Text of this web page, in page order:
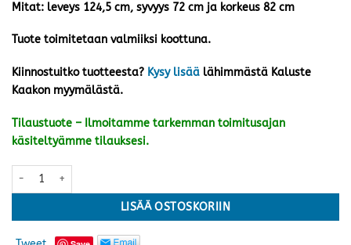
Mitat: leveys 124,5 cm, syvyys 72 cm ja korkeus 82 cm
Tuote toimitetaan valmiiksi koottuna.
Kiinnostuitko tuotteesta? Kysy lisää lähimmästä Kaluste
Kaakon myymälästä.
Tilaustuote – Ilmoitamme tarkemman toimitusajan
käsiteltyämme tilauksesi.
Vindö sohva, luonnonväri/luonnonvalkoinen määrä
LISÄÄ OSTOSKORIIN